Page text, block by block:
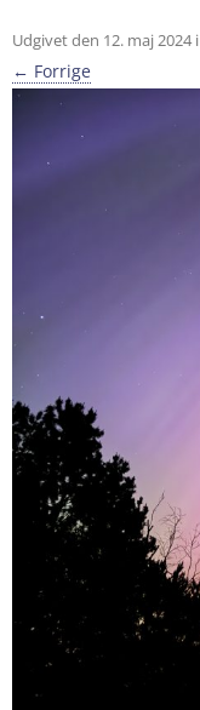
Udgivet den 12. maj 2024i
← Forrige